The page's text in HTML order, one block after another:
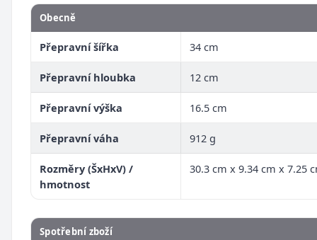
Obecně
Přepravní šířka 34 cm
Přepravní hloubka 12 cm
Přepravní výška 16.5 cm
Přepravní váha 912 g
Rozměry (ŠxHxV) /
hmotnost
30.3 cm x 9.34 cm x 7.25
Spotřební zboží